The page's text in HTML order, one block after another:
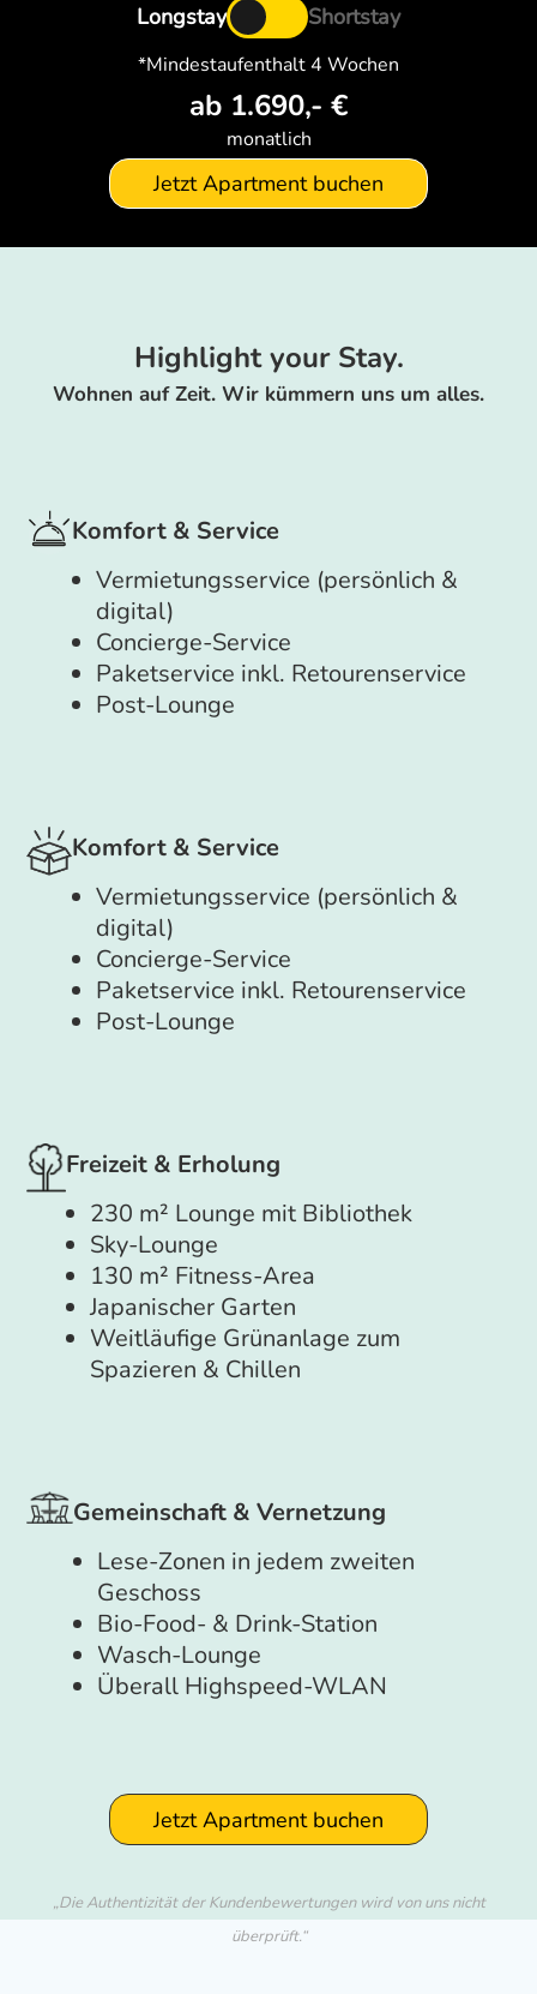
Longstay Shortstay
*Mindestaufenthalt4 Wochen
ab 1.690,- €
monatlich
Jetzt Apartment buchen
Highlight your Stay.
Wohnen auf Zeit. Wir kümmern uns um alles.
Komfort & Service
Vermietungsservice (persönlich &
digital)
Concierge-Service
Paketservice inkl. Retourenservice
Post-Lounge
Komfort & Service
Vermietungsservice (persönlich &
digital)
Concierge-Service
Paketservice inkl. Retourenservice
Post-Lounge
Freizeit & Erholung
230 m² Lounge mit Bibliothek
Sky-Lounge
130 m² Fitness-Area
Japanischer Garten
Weitläufige Grünanlage zum
Spazieren & Chillen
Gemeinschaft & Vernetzung
Lese-Zonen in jedem zweiten
Geschoss
Bio-Food- & Drink-Station
Wasch-Lounge
Überall Highspeed-WLAN
Jetzt Apartment buchen
„Die Authentizität der Kundenbewertungen wird von uns nicht
überprüft.“